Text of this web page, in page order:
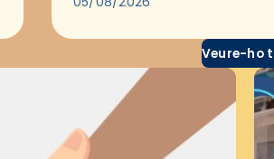
Veure-ho